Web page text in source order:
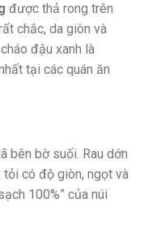
được thả rong trên
chắc, da giòn và
đậu xanh là
tại các quán ăn
bên bờ suối. Rau dớn
tỏi có độ giòn, ngọt và
100%” của núi